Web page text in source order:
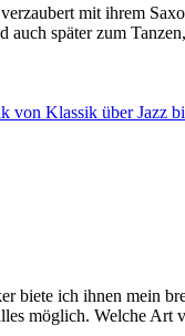
mit ihrem
später zum
von Klassik über Jazz
biete ich ihnen mein
möglich. Welche Art